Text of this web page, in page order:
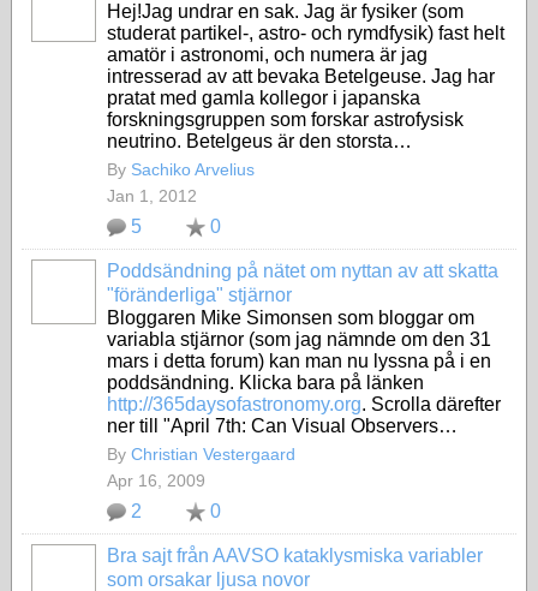
Hej!Jag undrar en sak. Jag är fysiker (som
studerat partikel-, astro- och rymdfysik) fast helt
amatör i astronomi, och numera är jag
intresserad av att bevaka Betelgeuse. Jag har
pratat med gamla kollegor i japanska
forskningsgruppen som forskar astrofysisk
neutrino. Betelgeus är den storsta…
By Sachiko Arvelius
Jan 1, 2012
5 0
Poddsändning på nätet om nyttan av att skatta
"föränderliga" stjärnor
Bloggaren Mike Simonsen som bloggar om
variabla stjärnor (som jag nämnde om den 31
mars i detta forum) kan man nu lyssna på i en
poddsändning. Klicka bara på länken
http://365daysofastronomy.org. Scrolla därefter
ner till "April 7th: Can Visual Observers…
By Christian Vestergaard
Apr 16, 2009
2 0
Bra sajt från AAVSO kataklysmiska variabler
som orsakar ljusa novor